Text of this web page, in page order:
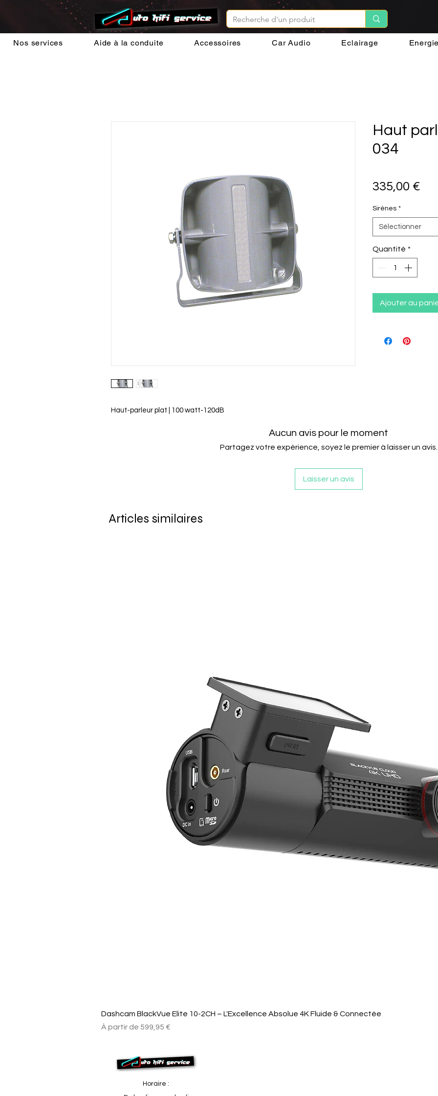
Nos services Aide à la conduite Accessoires Car Audio Eclairage
Haut-parleur plat | 100 watt-120dB
Haut
034
335,00 €
Sirènes *
Sélectionner
Quantité *
Ajouter au
Aucun avis pour le moment
Partagez votre expérience, soyez le premier à laisser un avis.
Laisser un avis
Articles similaires
Aperçu rapide
Dashcam BlackVue Elite 10-2CH – L'Excellence Absolue 4K Fluide & Connectée
À partir de 599,95 €
Prix promotionnel
Horaire :